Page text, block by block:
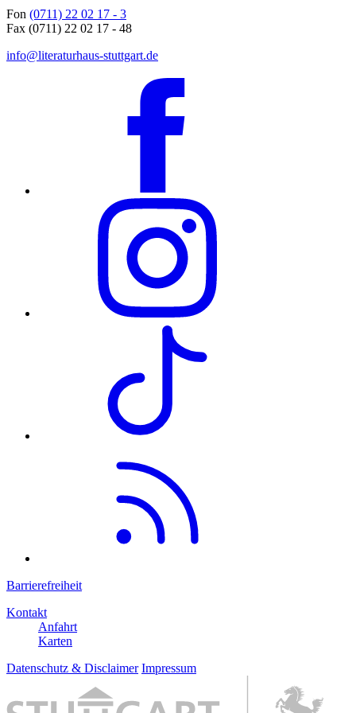
Fon (0711) 22 02 17 - 3
Fax (0711) 22 02 17 - 48
info@literaturhaus-stuttgart.de
Barrierefreiheit
Kontakt
Anfahrt
Karten
Datenschutz & Disclaimer Impressum